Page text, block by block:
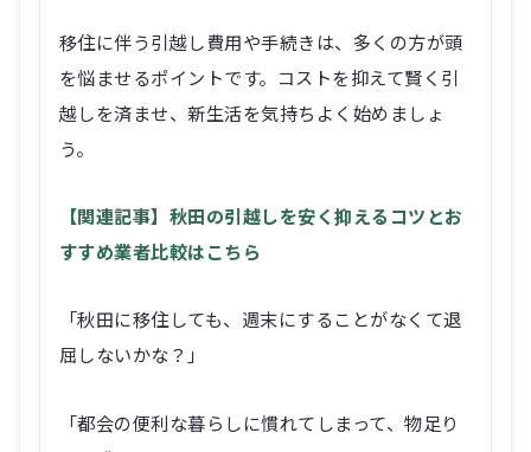
移住に伴う引越し費用や手続きは、多くの方が頭
を悩ませるポイントです。コストを抑えて賢く引
越しを済ませ、新生活を気持ちよく始めましょ
う。
【関連記事】秋田の引越しを安く抑えるコツとお
すすめ業者比較はこちら
「秋田に移住しても、週末にすることがなくて退
屈しないかな？」
「都会の便利な暮らしに慣れてしまって、物足り